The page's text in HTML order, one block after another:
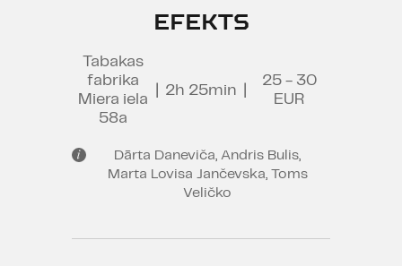
EFEKTS
Tabakas
fabrika
Miera iela
58a
2h 25min
25 - 30
EUR
Dārta Daneviča, Andris Bulis,
Marta Lovisa Jančevska, Toms
Veličko